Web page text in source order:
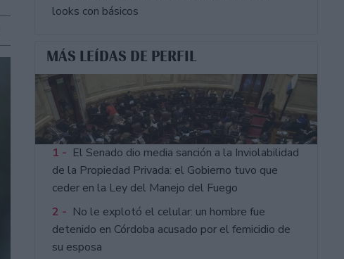
looks con básicos
MÁS LEÍDAS DE PERFIL
1 - El Senado dio media sanción a la Inviolabilidad
de la Propiedad Privada: el Gobierno tuvo que
ceder en la Ley del Manejo del Fuego
2 - No le explotó el celular: un hombre fue
detenido en Córdoba acusado por el femicidio de
su esposa